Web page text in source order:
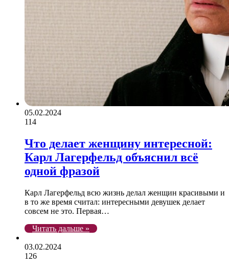
05.02.2024
114
Что делает женщину интересной:
Карл Лагерфельд объяснил всё
одной фразой
Карл Лагерфельд всю жизнь делал женщин красивыми и
в то же время считал: интересными девушек делает
совсем не это. Первая…
Читать дальше »
03.02.2024
126